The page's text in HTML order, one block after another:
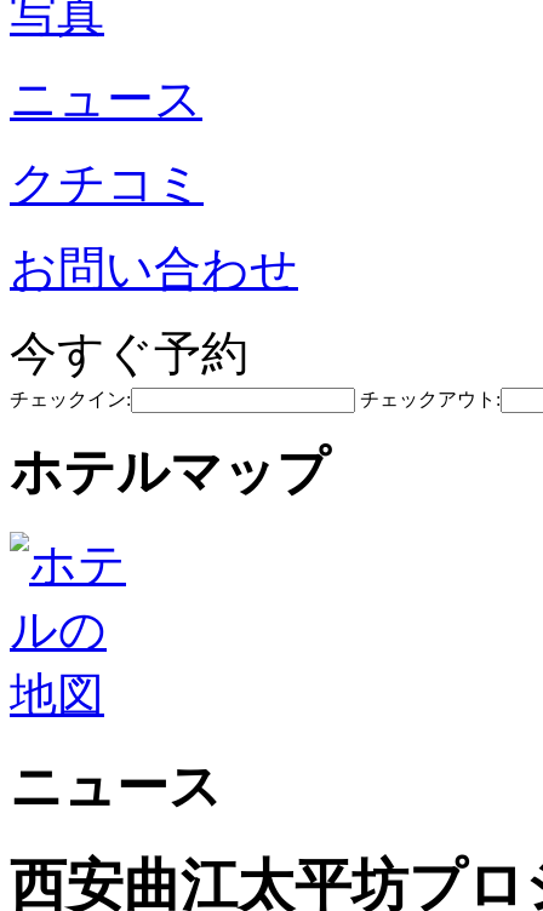
写真
ニュース
クチコミ
お問い合わせ
今すぐ予約
チェックイン: チェックアウト:
ホテルマップ
ニュース
西安曲江太平坊プ